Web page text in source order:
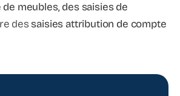
meubles, des saisies de
des saisies attribution de compte